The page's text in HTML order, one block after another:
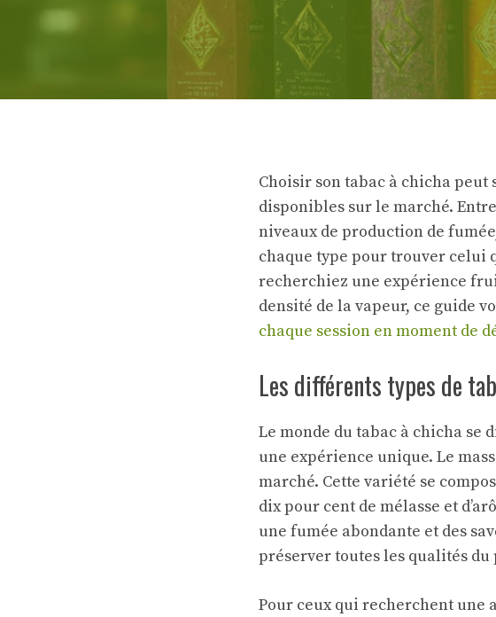
Choisir son tabac à chicha
disponibles sur le marché.
niveaux de production de
chaque type pour trouver celui
recherchiez une expérience
densité de la vapeur, ce guide
chaque session en moment de
Les différents types de
Le monde du tabac à chicha
une expérience unique. Le
marché. Cette variété se
dix pour cent de mélasse et
une fumée abondante et des
préserver toutes les qualités
Pour ceux qui recherchent une